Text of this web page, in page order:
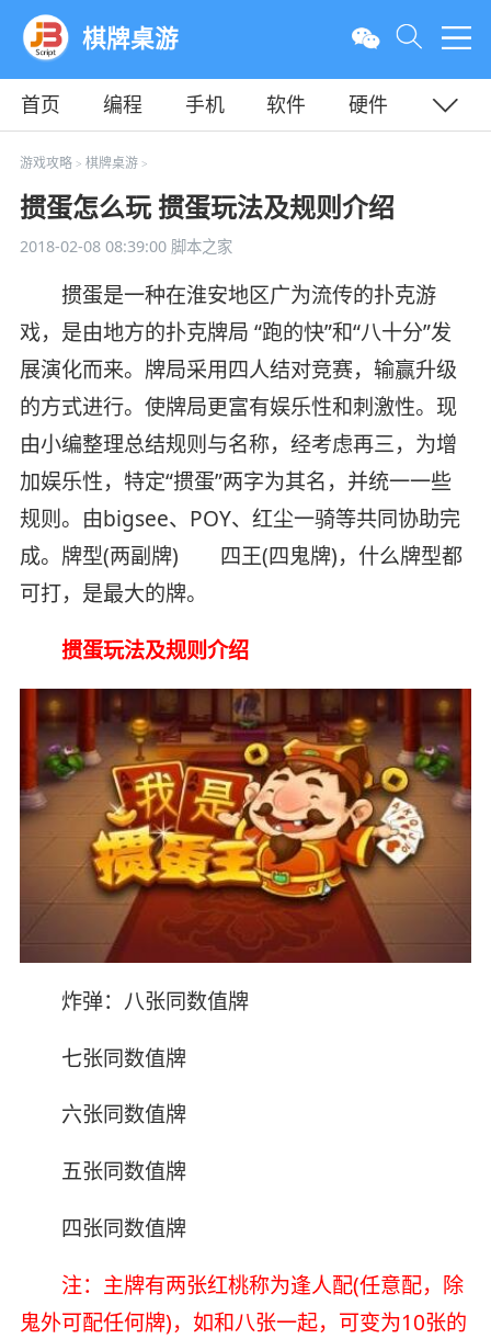
棋牌桌游
首页 编程 手机 软件
硬件
教程
平面
游戏攻略> 棋牌桌游>
掼蛋怎么玩 掼蛋玩法及规则介绍
2018-02-08 08:39:00脚本之家
掼蛋是一种在淮安地区广为流传的扑克游
戏，是由地方的扑克牌局 “跑的快”和“八十分”发
展演化而来。牌局采用四人结对竞赛，输赢升级
的方式进行。使牌局更富有娱乐性和刺激性。现
由小编整理总结规则与名称，经考虑再三，为增
加娱乐性，特定“掼蛋”两字为其名，并统一一些
规则。由bigsee、POY、红尘一骑等共同协助完
成。牌型(两副牌) 四王(四鬼牌)，什么牌型都
可打，是最大的牌。
掼蛋玩法及规则介绍
炸弹：八张同数值牌
七张同数值牌
六张同数值牌
五张同数值牌
四张同数值牌
注：主牌有两张红桃称为逢人配(任意配，除
鬼外可配任何牌)，如和八张一起，可变为10张的